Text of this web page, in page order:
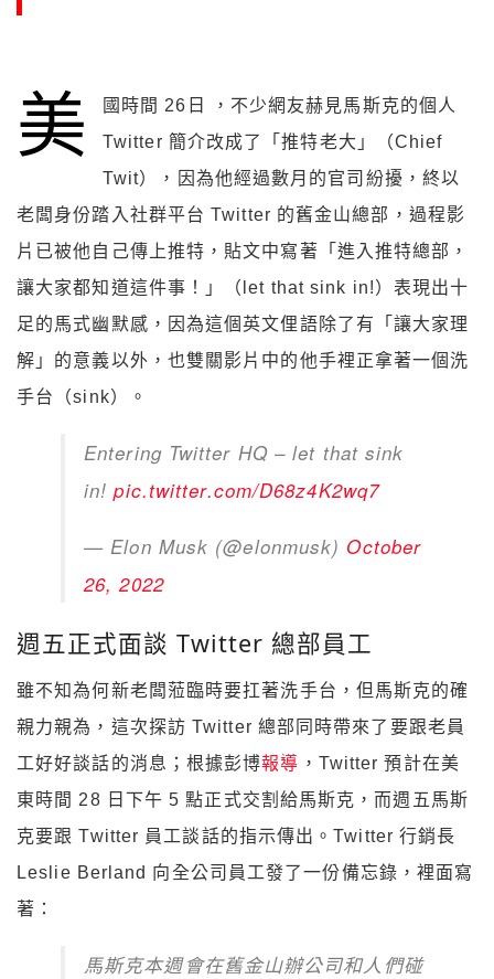
美
國時間 26日 ，不少網友赫見馬斯克的個人
Twitter 簡介改成了「推特老大」（Chief
Twit），因為他經過數月的官司紛擾，終以
老闆身份踏入社群平台 Twitter 的舊金山總部，過程影
片已被他自己傳上推特，貼文中寫著「進入推特總部，
讓大家都知道這件事！」（let that sink in!）表現出十
足的馬式幽默感，因為這個英文俚語除了有「讓大家理
解」的意義以外，也雙關影片中的他手裡正拿著一個洗
手台（sink）。
Entering Twitter HQ – let that sink
in!pic.twitter.com/D68z4K2wq7
— Elon Musk (@elonmusk) October
26, 2022
週五正式面談 Twitter 總部員工
雖不知為何新老闆蒞臨時要扛著洗手台，但馬斯克的確
親力親為，這次探訪 Twitter 總部同時帶來了要跟老員
工好好談話的消息；根據彭博報導 ，Twitter 預計在美
東時間 28 日下午 5 點正式交割給馬斯克，而週五馬斯
克要跟 Twitter 員工談話的指示傳出。Twitter 行銷長
Leslie Berland 向全公司員工發了一份備忘錄，裡面寫
著：
馬斯克本週會在舊金山辦公司和人們碰